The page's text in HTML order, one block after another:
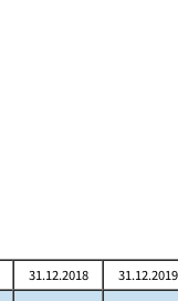
31.12.2018 31.12.2019